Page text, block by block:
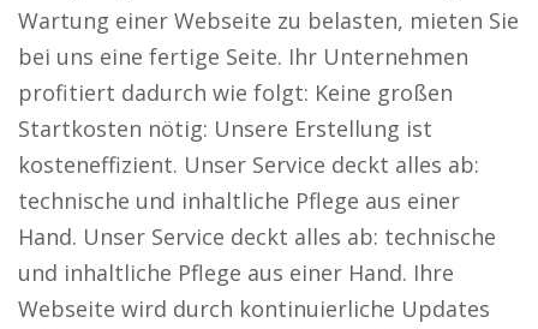
Wartung einer Webseite zu belasten, mieten Sie
bei uns eine fertige Seite. Ihr Unternehmen
profitiert dadurch wie folgt: Keine großen
Startkosten nötig: Unsere Erstellung ist
kosteneffizient. Unser Service deckt alles ab:
technische und inhaltliche Pflege aus einer
Hand. Unser Service deckt alles ab: technische
und inhaltliche Pflege aus einer Hand. Ihre
Webseite wird durch kontinuierliche Updates